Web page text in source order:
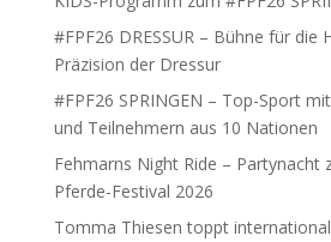
#FPF26 DRESSUR – Bühne für die
Präzision der Dressur
#FPF26 SPRINGEN – Top-Sport
und Teilnehmern aus 10 Nationen
Fehmarns Night Ride – Partynacht
Pferde-Festival 2026
Tomma Thiesen toppt